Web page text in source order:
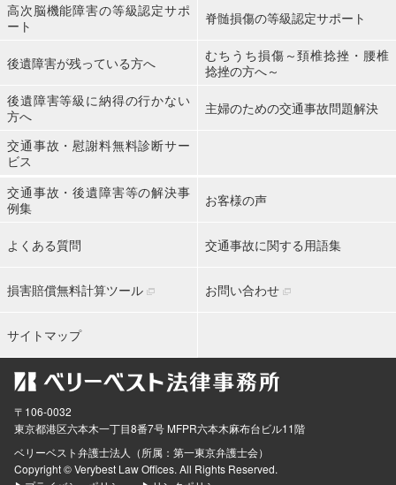
高次脳機能障害の等級認定サポ
ート
脊髄損傷の等級認定サポート
後遺障害が残っている方へ
むちうち損傷～頚椎捻挫・腰椎
捻挫の方へ～
後遺障害等級に納得の行かない
方へ
主婦のための交通事故問題解決
交通事故・慰謝料無料診断サー
ビス
交通事故・後遺障害等の解決事
例集
お客様の声
よくある質問 交通事故に関する用語集
損害賠償無料計算ツール お問い合わせ
サイトマップ
〒106-0032
東京都港区六本木一丁目8番7号 MFPR六本木麻布台ビル11階
ベリーベスト弁護士法人（所属：第一東京弁護士会）
Copyright © Verybest Law Offices. All Rights Reserved.